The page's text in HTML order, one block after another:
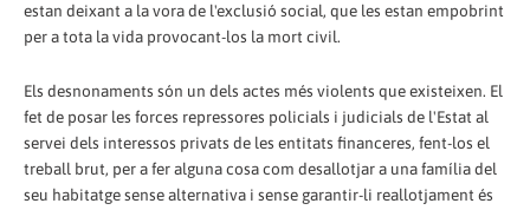
estan deixant a la vora de l'exclusió social, que les estan empobrint
per a tota la vida provocant-los la mort civil.
Els desnonaments són un dels actes més violents que existeixen. El
fet de posar les forces repressores policials i judicials de l'Estat al
servei dels interessos privats de les entitats financeres, fent-los el
treball brut, per a fer alguna cosa com desallotjar a una família del
seu habitatge sense alternativa i sense garantir-li reallotjament és